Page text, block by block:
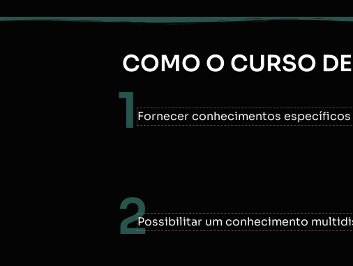
COMO O CURSO
1Fornecer conhecimentos
2Possibilitar um conhecimento